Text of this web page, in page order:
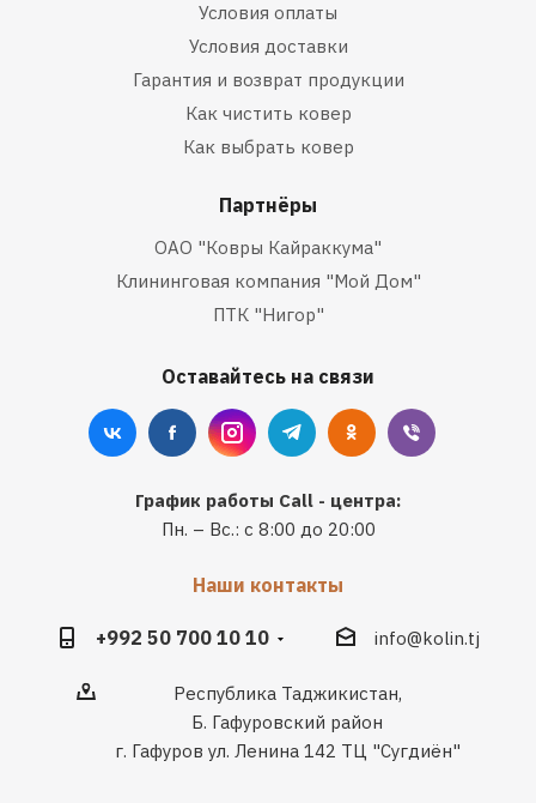
Условия оплаты
Условия доставки
Гарантия и возврат продукции
Как чистить ковер
Как выбрать ковер
Партнёры
ОАО "Ковры Кайраккума"
Клининговая компания "Мой Дом"
ПТК "Нигор"
Оставайтесь на связи
График работы Call - центра:
Пн. – Вс.: с 8:00 до 20:00
Наши контакты
+992 50 700 10 10 info@kolin.tj
Республика Таджикистан,
Б. Гафуровский район
г. Гафуров ул. Ленина 142 ТЦ "Сугдиён"